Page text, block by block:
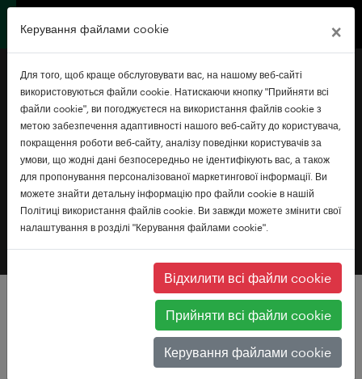
Обмежена гарантія Toshiba
Обмежена гарантія Toshiba
Керування файлами cookie ×
Для того, щоб краще обслуговувати вас, на нашому веб-сайті
використовуються файли cookie. Натискаючи кнопку "Прийняти всі
файли cookie", ви погоджуєтеся на використання файлів cookie з
метою забезпечення адаптивності нашого веб-сайту до користувача,
покращення роботи веб-сайту, аналізу поведінки користувачів за
умови, що жодні дані безпосередньо не ідентифікують вас, а також
для пропонування персоналізованої маркетингової інформації. Ви
можете знайти детальну інформацію про файли cookie в нашій
Політиці використання файлів cookie. Ви завжди можете змінити свої
налаштування в розділі "Керування файлами cookie".
Відхилити всі файли cookie
Прийняти всі файли cookie
Керування файлами cookie